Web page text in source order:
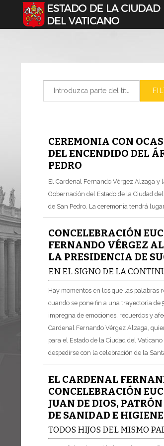
Seleccione su idioma
CEREMONIA CON
DEL ENCENDIDO DEL
PEDRO
El Cardenal Fernando Vérgez Alzaga y
Gobernación del Estado de la Ciudad
de San Pedro. La ceremonia tendrá
CONCELEBRACIÓN
FERNANDO VÉRGEZ
LA PRESIDENCIA DE
EN EL SIGNO DE LA
Hay momentos en los que las palabras
cuando se pone fin a una trayectoria de
impregna de emociones, recuerdos y
Cardenal Fernando Vérgez Alzaga,
para el Estado de la Ciudad del
despedirse con la celebración de la
EL CARDENAL
CONCELEBRACIÓN
JUAN DE DIOS,
DE SANIDAD E HIGIENE
TODOS HIJOS DEL MISMO